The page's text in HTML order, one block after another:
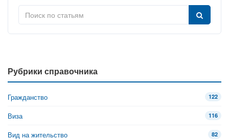
Рубрики справочника
Гражданство 122
Виза 116
Вид на жительство 82